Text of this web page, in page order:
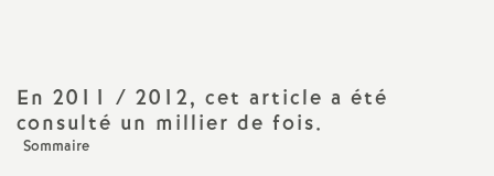
t
En 2011 / 2012, cet article a été
consulté un millier de fois.
Sommaire